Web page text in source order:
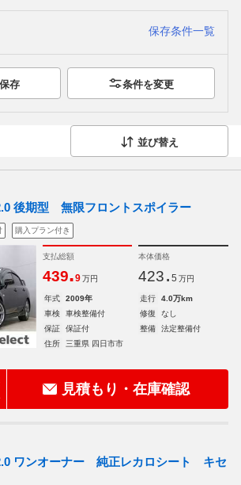
保存条件一覧
存 条件を変更
並び替え
後期型 無限フロントスポイラー
購入プラン付き
支払総額
439.9 万円
本体価格
423. 5 万円
年式 2009年 走行
4.0万km
車検
車検整備付 修復
なし
保証
保証付 整備
法定整備付
住所
三重県 四日市市
見積もり・在庫確認
ワンオーナー 純正レカロシート キセ